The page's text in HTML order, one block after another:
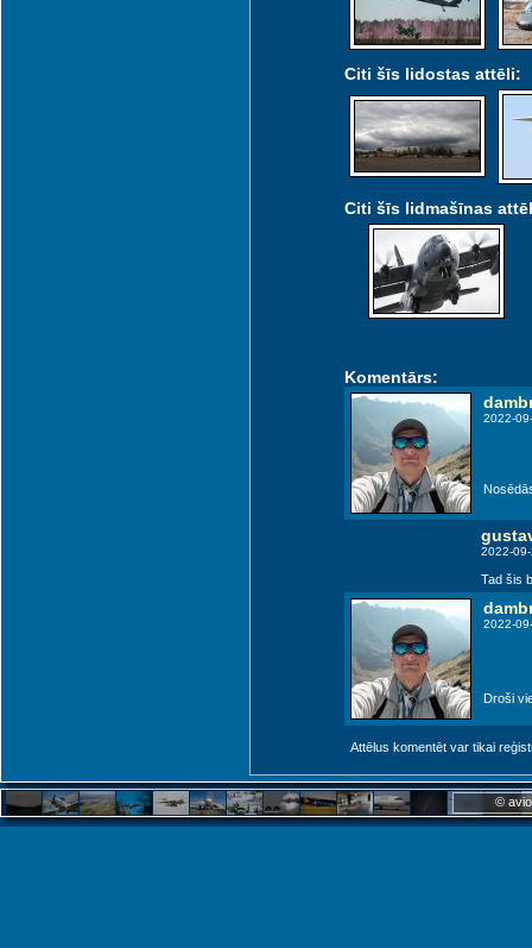
Citi šīs lidostas attēli:
Citi šīs lidmašīnas
Komentārs:
2022-
2022-
Tad šis
2022-
Droši
Attēlus komentēt var tikai
©